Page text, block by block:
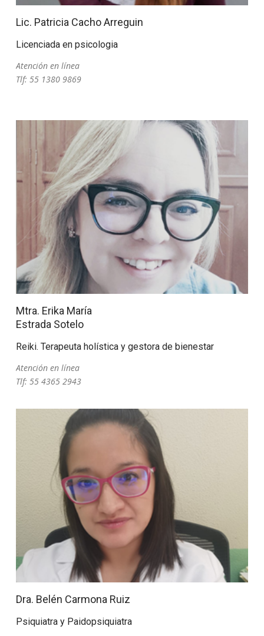
Lic. Patricia Cacho Arreguin
Licenciada en psicologia
Atención en línea
Tlf: 55 1380 9869
Mtra. Erika María
Estrada Sotelo
Reiki. Terapeuta holística y gestora de bienestar
Atención en línea
Tlf: 55 4365 2943
Dra. Belén Carmona Ruiz
Psiquiatra y Paidopsiquiatra